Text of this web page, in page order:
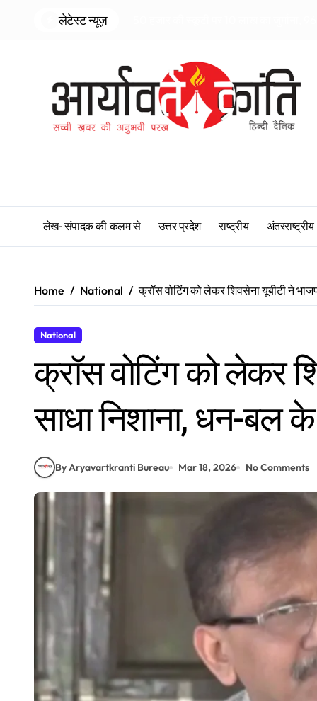
लेटेस्ट न्यूज़
लेख- संपादक की कलम से उत्तर प्रदेश राष्ट्रीय अंतरराष्ट्रीय
Home National क्रॉस वोटिंग को लेकर शिवसेना यूबीटी ने
National
क्रॉस वोटिंग को लेकर
साधा निशाना, धन-बल
By Aryavartkranti Bureau Mar 18, 2026 No Comments